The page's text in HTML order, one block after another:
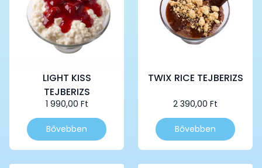
LIGHT KISS
TEJBERIZS
1 990,00 Ft
Bővebben
TWIX RICE TEJBERIZS
2 390,00 Ft
Bővebben